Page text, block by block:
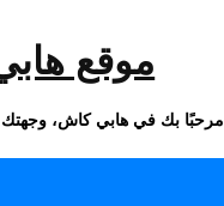
موقع
مرحبًا بك في هابي كاش، وجهتك